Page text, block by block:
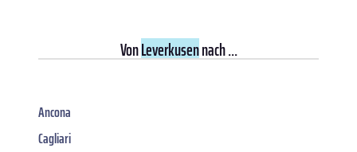
VonLeverkusennach ...
Ancona
Cagliari